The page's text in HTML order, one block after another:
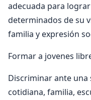
adecuada para
determinados de su
familia y expresión
Formar a jovenes
Discriminar ante una
cotidiana, familia,